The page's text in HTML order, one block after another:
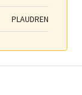
PLAUDREN